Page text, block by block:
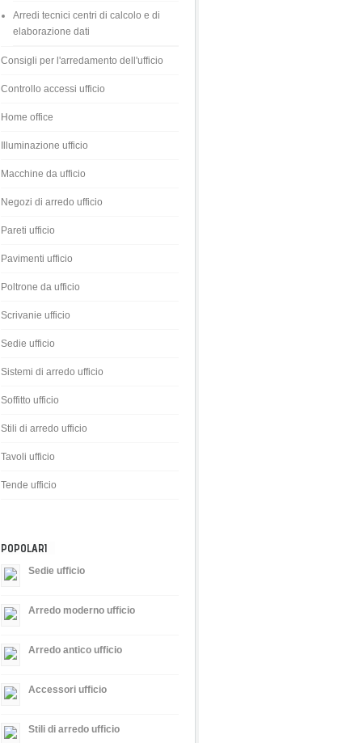
Arredi tecnici centri di calcolo e di
elaborazione dati
Consigli per l'arredamento dell'ufficio
Controllo accessi ufficio
Home office
Illuminazione ufficio
Macchine da ufficio
Negozi di arredo ufficio
Pareti ufficio
Pavimenti ufficio
Poltrone da ufficio
Scrivanie ufficio
Sedie ufficio
Sistemi di arredo ufficio
Soffitto ufficio
Stili di arredo ufficio
Tavoli ufficio
Tende ufficio
POPOLARI
Sedie ufficio
Arredo moderno ufficio
Arredo antico ufficio
Accessori ufficio
Stili di arredo ufficio